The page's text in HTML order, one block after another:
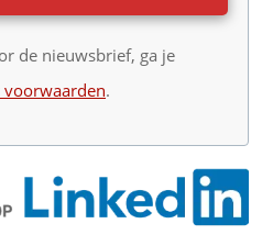
de nieuwsbrief, ga je
voorwaarden.